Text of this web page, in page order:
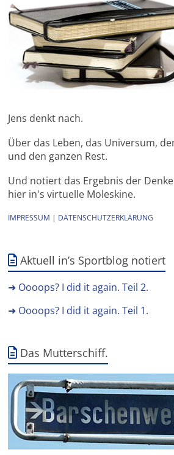
Jens denkt nach.
Über das Leben, das Universum,
und den ganzen Rest.
Und notiert das Ergebnis der
hier in's virtuelle Moleskine.
IMPRESSUM | DATENSCHUTZERKLÄRUNG
Aktuell in’s Sportblog notiert
➜ Oooops? I did it again. Teil 2.
➜ Oooops? I did it again. Teil 1.
Das Mutterschiff.